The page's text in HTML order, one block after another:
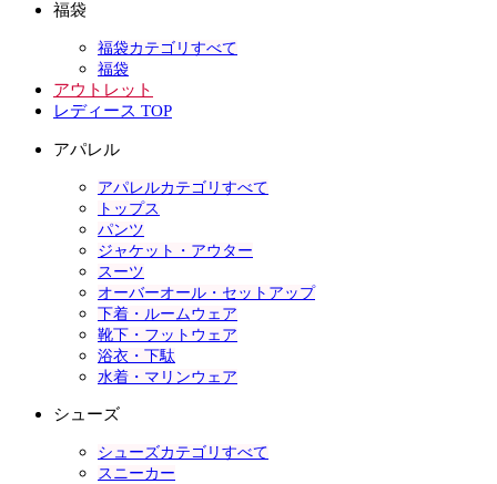
福袋
福袋カテゴリすべて
福袋
アウトレット
レディース TOP
アパレル
アパレルカテゴリすべて
トップス
パンツ
ジャケット・アウター
スーツ
オーバーオール・セットアップ
下着・ルームウェア
靴下・フットウェア
浴衣・下駄
水着・マリンウェア
シューズ
シューズカテゴリすべて
スニーカー